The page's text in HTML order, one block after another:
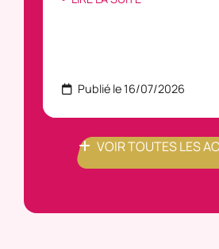
Publié le 16/07/2026
VOIR TOUTES LES